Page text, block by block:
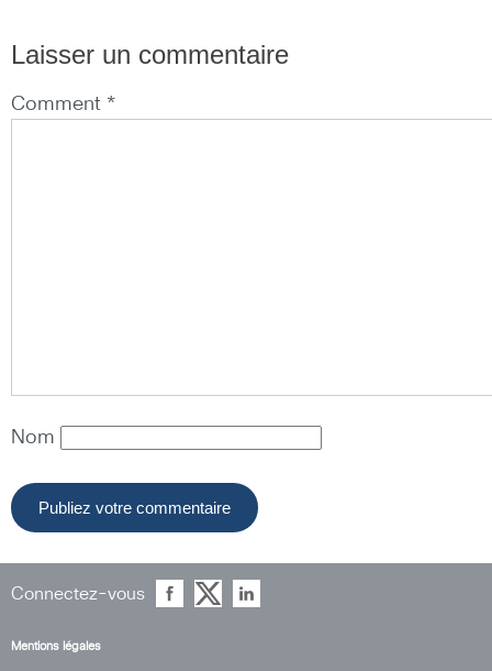
Laisser un commentaire
Comment *
Nom
Connectez-vous
Mentions légales